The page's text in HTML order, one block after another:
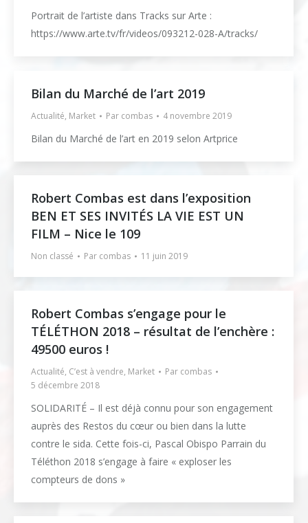
Portrait de l’artiste dans Tracks sur Arte :
https://www.arte.tv/fr/videos/093212-028-A/tracks/
Bilan du Marché de l’art 2019
Actualité, Market Par combas 4 novembre 2019
Bilan du Marché de l’art en 2019 selon Artprice
Robert Combas est dans l’exposition
BEN ET SES INVITÉS LA VIE EST UN
FILM – Nice le 109
Non classé Par combas 11 juin 2019
Robert Combas s’engage pour le
TÉLÉTHON 2018 – résultat de l’enchère :
49500 euros !
Actualité, C’est à vendre, Market Par combas
5 décembre 2018
SOLIDARITÉ – Il est déjà connu pour son engagement
auprès des Restos du cœur ou bien dans la lutte
contre le sida. Cette fois-ci, Pascal Obispo Parrain du
Téléthon 2018 s’engage à faire « exploser les
compteurs de dons »